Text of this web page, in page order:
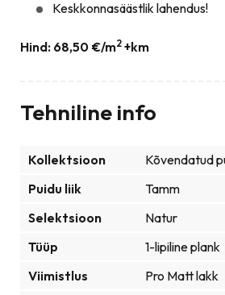
Keskkonnasäästlik lahendus!
Hind: 68,50 €/m2 +km
Tehniline info
Kollektsioon
Kõvendatud
Puidu liik
Tamm
Selektsioon
Natur
Tüüp
1-lipiline plank
Viimistlus
Pro Matt lakk